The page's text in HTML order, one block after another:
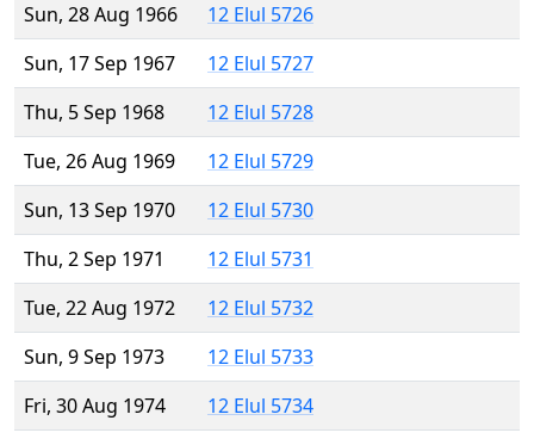
Sun, 28 Aug 1966
12 Elul 5726
Sun, 17 Sep 1967
12 Elul 5727
Thu, 5 Sep 1968
12 Elul 5728
Tue, 26 Aug 1969
12 Elul 5729
Sun, 13 Sep 1970
12 Elul 5730
Thu, 2 Sep 1971
12 Elul 5731
Tue, 22 Aug 1972
12 Elul 5732
Sun, 9 Sep 1973
12 Elul 5733
Fri, 30 Aug 1974
12 Elul 5734